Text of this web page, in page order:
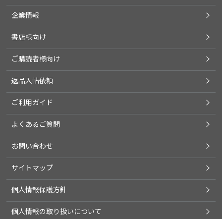
企業情報
書店様向け
ご購読者様向け
返品入帖依頼
ご利用ガイド
よくあるご質問
お問い合わせ
サイトマップ
個人情報保護方針
個人情報の取り扱いについて